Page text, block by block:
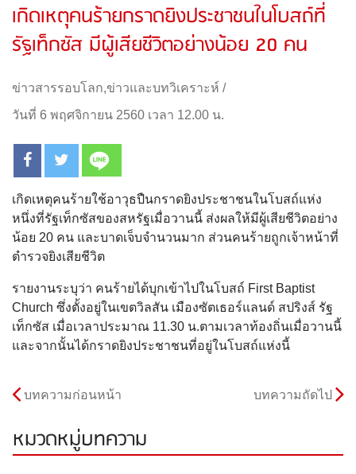
เกิดเหตุคนร้ายกราดยิงประชาชนในโบสถ์ที่
รัฐเท็กซัส มีผู้เสียชีวิตอย่างน้อย 20 คน
ข่าวสารรอบโลก,ข่าวและบทวิเคราะห์ /
วันที่ 6 พฤศจิกายน 2560 เวลา 12.00 น.
เกิดเหตุคนร้ายใช้อาวุธปืนกราดยิงประชาชนในโบสถ์แห่ง
หนึ่งที่รัฐเท็กซัสของสหรัฐเมื่อวานนี้ ส่งผลให้มีผู้เสียชีวิตอย่าง
น้อย 20 คน และบาดเจ็บจำนวนมาก ส่วนคนร้ายถูกเจ้าหน้าที่
ตำรวจยิงเสียชีวิต
รายงานระบุว่า คนร้ายได้บุกเข้าไปในโบสถ์ First Baptist
Church ซึ่งตั้งอยู่ในเขตวิลสัน เมืองซัตเธอร์แลนด์ สปริงส์ รัฐ
เท็กซัส เมื่อเวลาประมาณ 11.30 น.ตามเวลาท้องถิ่นเมื่อวานนี้
และจากนั้นได้กราดยิงประชาชนที่อยู่ในโบสถ์แห่งนี้
บทความก่อนหน้า บทความถัดไป
หมวดหมู่บทความ